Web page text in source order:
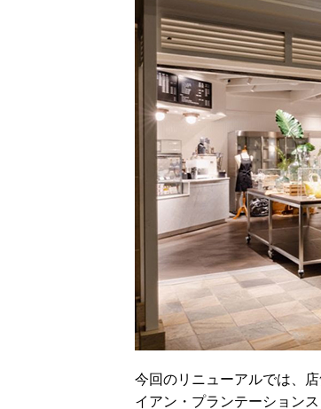
今回のリニューアルでは、
イアン・プランテーション